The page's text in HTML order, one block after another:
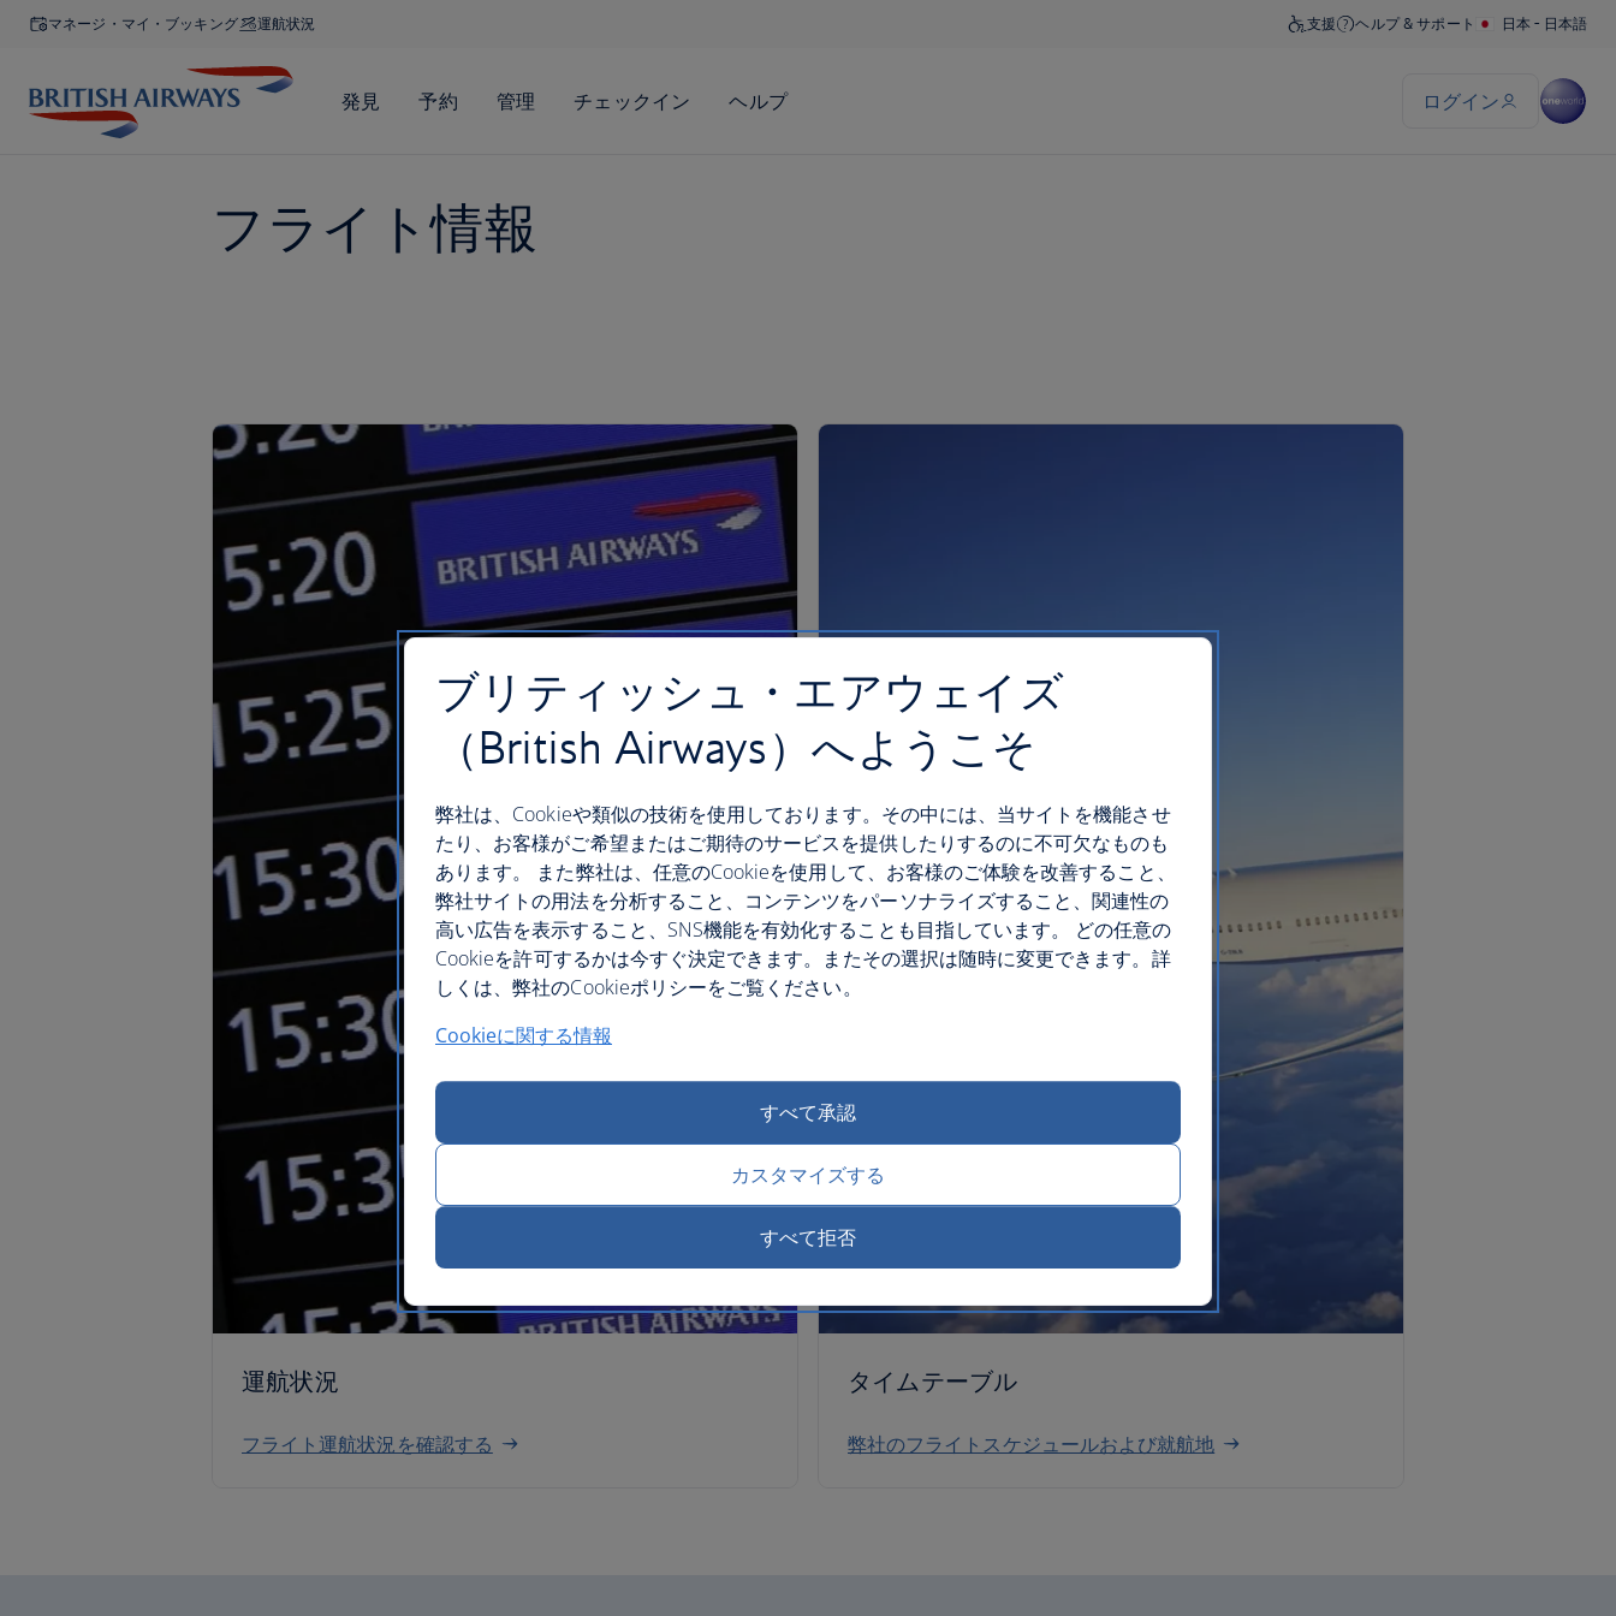
マネージ・マイ・ブッキング 運航状況
フライト情報
運航状況
フライト運航状況を確認する
タイムテーブル
弊社のフライトスケジュールおよび就航地
ブリティッシュ・エアウェイズ
（British Airways）へようこそ
弊社は、Cookieや類似の技術を使用しております。その中には、当サイトを機能させ
たり、お客様がご希望またはご期待のサービスを提供したりするのに不可欠なものも
あります。 また弊社は、任意のCookieを使用して、お客様のご体験を改善すること、
弊社サイトの用法を分析すること、コンテンツをパーソナライズすること、関連性の
高い広告を表示すること、SNS機能を有効化することも目指しています。 どの任意の
Cookieを許可するかは今すぐ決定できます。またその選択は随時に変更できます。詳
しくは、弊社のCookieポリシーをご覧ください。
Cookieに関する情報
すべて承認
カスタマイズする
すべて拒否